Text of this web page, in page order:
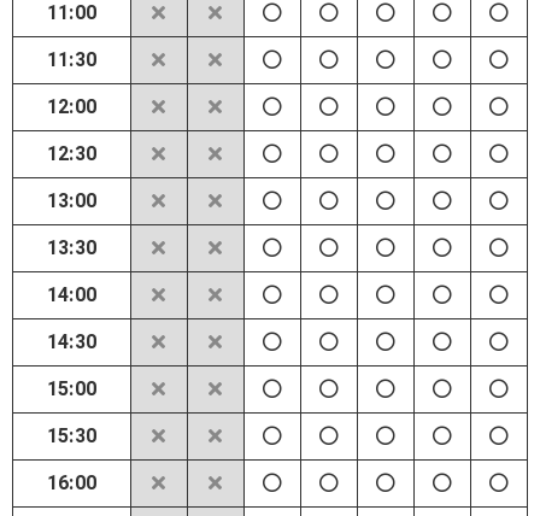
11:00
11:30
12:00
12:30
13:00
13:30
14:00
14:30
15:00
15:30
16:00